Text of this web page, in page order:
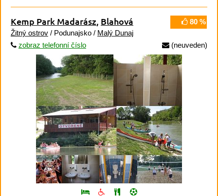
80 %
Kemp Park Madarász, Blahová
Žitný ostrov / Podunajsko / Malý Dunaj
zobraz telefonní číslo
(neuveden)